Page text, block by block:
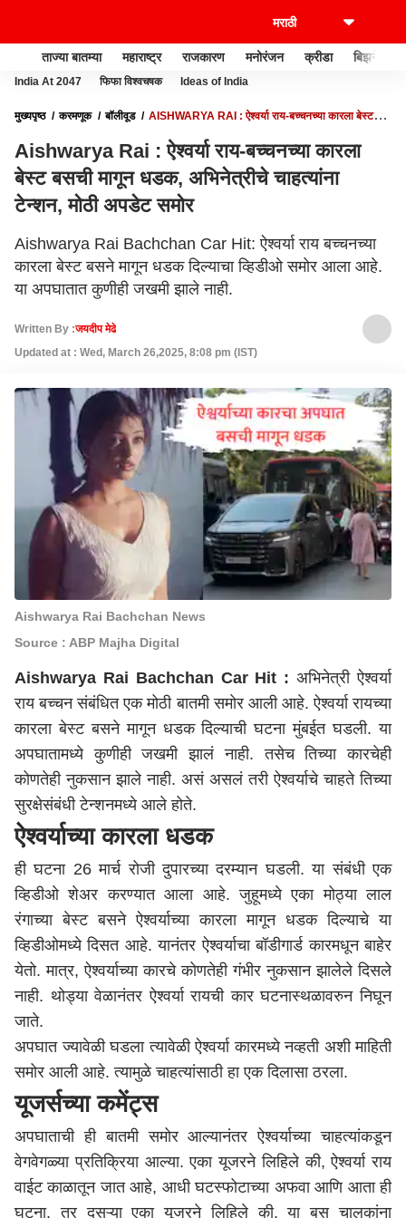
ताज्या बातम्या महाराष्ट्र राजकारण मनोरंजन क्रीडा बिझनेस
India At 2047 फिफा विश्वचषक Ideas of India
मुख्यपृष्ठ करमणूक बॉलीवूड
AISHWARYA RAI : ऐश्वर्या राय-बच्चनच्या कारला बेस्ट
Aishwarya Rai : ऐश्वर्या राय-बच्चनच्या कारला
बेस्ट बसची मागून धडक, अभिनेत्रीचे चाहत्यांना
टेन्शन, मोठी अपडेट समोर
Aishwarya Rai Bachchan Car Hit: ऐश्वर्या राय बच्चनच्या
कारला बेस्ट बसने मागून धडक दिल्याचा व्हिडीओ समोर आला आहे.
या अपघातात कुणीही जखमी झाले नाही.
Written By :जयदीप मेढे
Updated at : Wed, March 26,2025, 8:08 pm (IST)
Aishwarya Rai Bachchan News
Source : ABP Majha Digital
Aishwarya Rai Bachchan Car Hit : अभिनेत्री ऐश्वर्या
राय बच्चन संबंधित एक मोठी बातमी समोर आली आहे. ऐश्वर्या रायच्या
कारला बेस्ट बसने मागून धडक दिल्याची घटनामुंबईत घडली. या
अपघातामध्ये कुणीही जखमी झालं नाही. तसेच तिच्या कारचेही
कोणतेही नुकसान झाले नाही. असं असलं तरी ऐश्वर्याचे चाहते तिच्या
सुरक्षेसंबंधी टेन्शनमध्ये आले होते.
ऐश्वर्याच्या कारला धडक
ही घटना 26 मार्च रोजी दुपारच्या दरम्यान घडली. या संबंधी एक
व्हिडीओ शेअर करण्यात आला आहे. जुहूमध्ये एका मोठ्या लाल
रंगाच्या बेस्ट बसने ऐश्वर्याच्या कारला मागून धडक दिल्याचे या
व्हिडीओमध्ये दिसत आहे. यानंतर ऐश्वर्याचा बॉडीगार्ड कारमधून बाहेर
येतो. मात्र, ऐश्वर्याच्या कारचे कोणतेही गंभीर नुकसान झालेले दिसले
नाही. थोड्या वेळानंतर ऐश्वर्या रायची कार घटनास्थळावरुन निघून
जाते.
अपघात ज्यावेळी घडला त्यावेळी ऐश्वर्या कारमध्ये नव्हती अशी माहिती
समोर आली आहे. त्यामुळे चाहत्यांसाठी हा एक दिलासा ठरला.
यूजर्सच्या कमेंट्स
अपघाताची ही बातमी समोर आल्यानंतर ऐश्वर्याच्या चाहत्यांकडून
वेगवेगळ्या प्रतिक्रिया आल्या. एका यूजरने लिहिले की, ऐश्वर्या राय
वाईट काळातून जात आहे, आधी घटस्फोटाच्या अफवा आणि आता ही
घटना. तर दुसऱ्या एका यूजरने लिहिले की, या बस चालकांना